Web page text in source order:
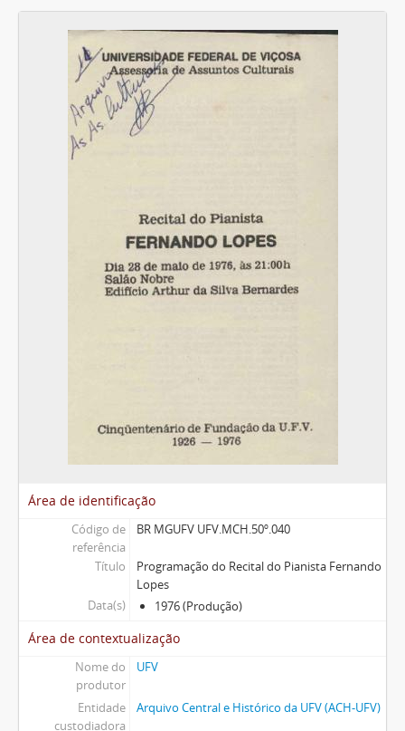
Área de identificação
Código de
referência
BR MGUFV UFV.MCH.50º.040
Título
Programação do Recital do Pianista Fernando
Lopes
Data(s)
1976 (Produção)
Área de contextualização
Nome do
produtor
UFV
Entidade
custodiadora
Arquivo Central e Histórico da UFV (ACH-UFV)